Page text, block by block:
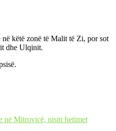
këtë zonë të Malit të Zi, por sot
dhe Ulqinit.